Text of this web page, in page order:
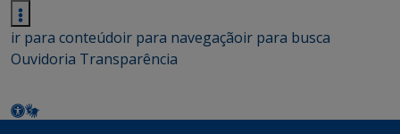
ir para conteúdoir para navegaçãoir para busca
Ouvidoria Transparência